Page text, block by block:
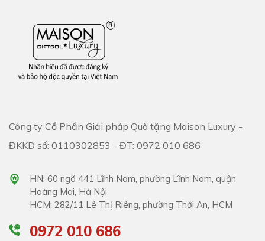
Công ty Cổ Phần Giải pháp Quà tặng Maison Luxury -
ĐKKD số: 0110302853 - ĐT: 0972 010 686
HN: 60 ngõ 441 Lĩnh Nam, phường Lĩnh Nam, quận
Hoàng Mai, Hà Nội
HCM: 282/11 Lê Thị Riêng, phường Thới An, HCM
0972 010 686